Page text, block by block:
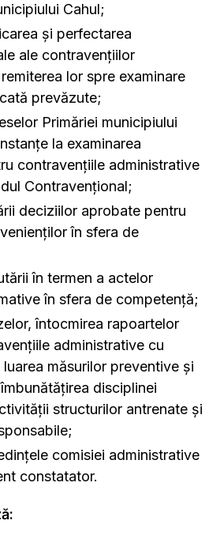
Cahul;
şi perfectarea
ale contravenţiilor
lor spre examinare
prevăzute;
Primăriei municipiului
la examinarea
contravenţiile administrative
Contravenţional;
deciziilor aprobate pentru
în sfera de
în termen a actelor
în sfera de competenţă;
întocmirea rapoartelor
administrative cu
măsurilor preventive şi
disciplinei
structurilor antrenate şi
comisiei administrative
constatator.